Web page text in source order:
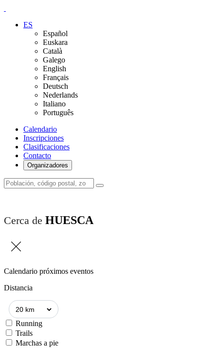
ES
Español
Euskara
Català
Galego
English
Français
Deutsch
Nederlands
Italiano
Português
Calendario
Inscripciones
Clasificaciones
Contacto
Organizadores
Cerca de HUESCA
Calendario próximos eventos
Distancia
Running
Trails
Marchas a pie